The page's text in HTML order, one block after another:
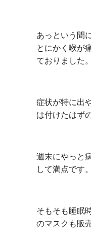
あっという間
とにかく喉が
ておりました。
症状が特に出
は付けたはず
週末にやっと
して満点です
そもそも睡眠
のマスクも販